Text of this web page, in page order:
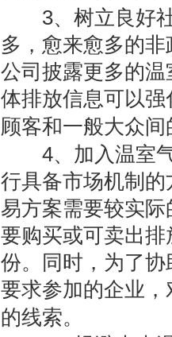
3、树立良好
多，愈来愈多的
公司披露更多的
体排放信息可以
顾客和一般大众间
4、加入温室
行具备市场机制
易方案需要较实
要购买或可卖出
份。同时，为了
要求参加的企业
的线索。